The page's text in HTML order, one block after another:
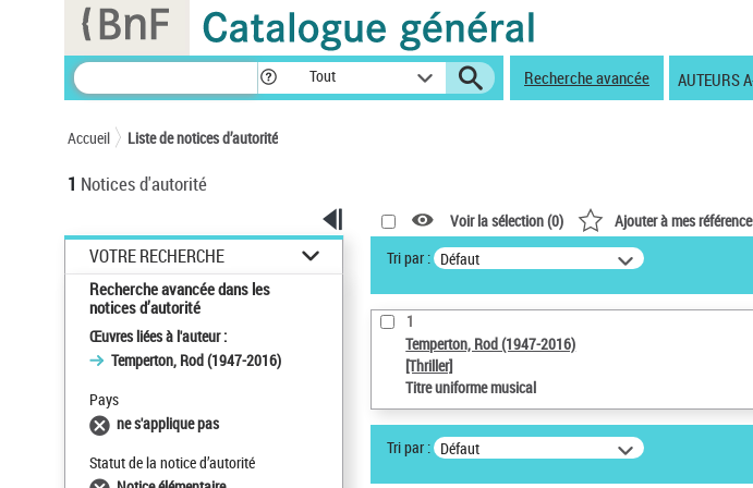
Tout Recherche avancée AUTEURS
Accueil Liste de notices d’autorité
1 Notices d'autorité
VOTRE RECHERCHE
Recherche avancée dans les
notices d’autorité
Œuvres liées à l'auteur :
Temperton, Rod (1947-2016)
Pays
ne s'applique pas
Statut de la notice d’autorité
Voir la sélection (0) Ajouter à mes
Tri par : Défaut
1
Temperton, Rod (1947-2016)
[Thriller]
Titre uniforme musical
Tri par : Défaut
Panneau de gestion des cookies